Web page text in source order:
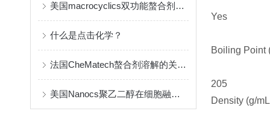
美国macrocyclics双功能螯合剂的包装、贮存和使用事项
什么是点击化学？
法国CheMatech螯合剂溶解的关键注意事项
美国Nanocs聚乙二醇在细胞融合中的优点
Yes
Boiling Point
205
Density (g/